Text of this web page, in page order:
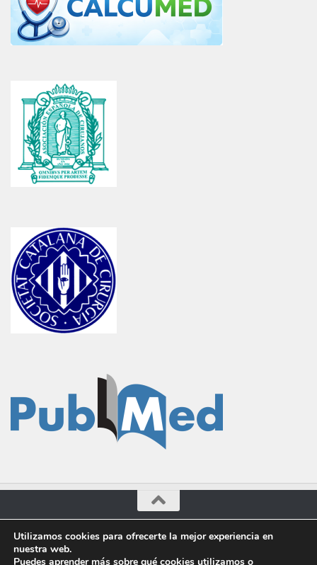
Cirugía General © 2016-2023. Administrado por Dr.Marcilla.
Funciona con
Utilizamos cookies para ofrecerte la mejor experiencia en
nuestra web.
Puedes aprender más sobre qué cookies utilizamos o